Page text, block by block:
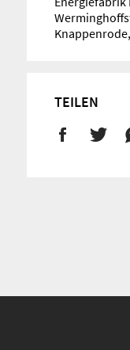
TEILEN